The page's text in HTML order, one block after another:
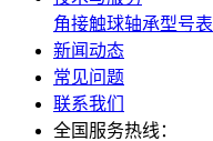
角接触球轴承型号表
新闻动态
常见问题
联系我们
全国服务热线：